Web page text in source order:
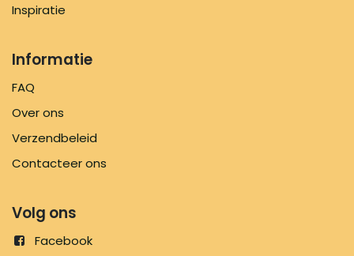
Inspiratie
Informatie
FAQ
Over ons
Verzendbeleid
Contacteer ons
Volg ons
Facebook